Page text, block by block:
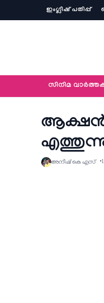
ഇംഗ്ലീഷ് പതിപ്പ്
സിനിമ
ആക്ഷൻ
അനീഷ്‌ കെ എസ്